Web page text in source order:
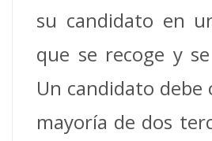
su candidato en
que se recoge y
Un candidato
mayoría de dos